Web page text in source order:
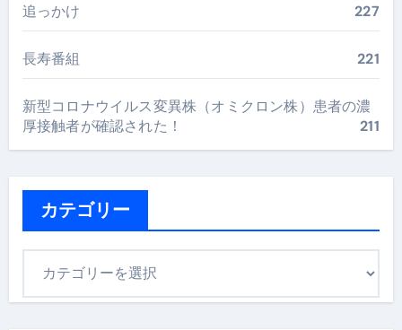
追っかけ 227
長寿番組 221
新型コロナウイルス変異株（オミクロン株）患者の濃
厚接触者が確認された！
211
カテゴリー